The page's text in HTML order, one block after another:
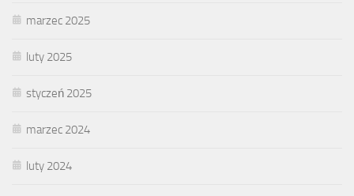
marzec 2025
luty 2025
styczeń 2025
marzec 2024
luty 2024